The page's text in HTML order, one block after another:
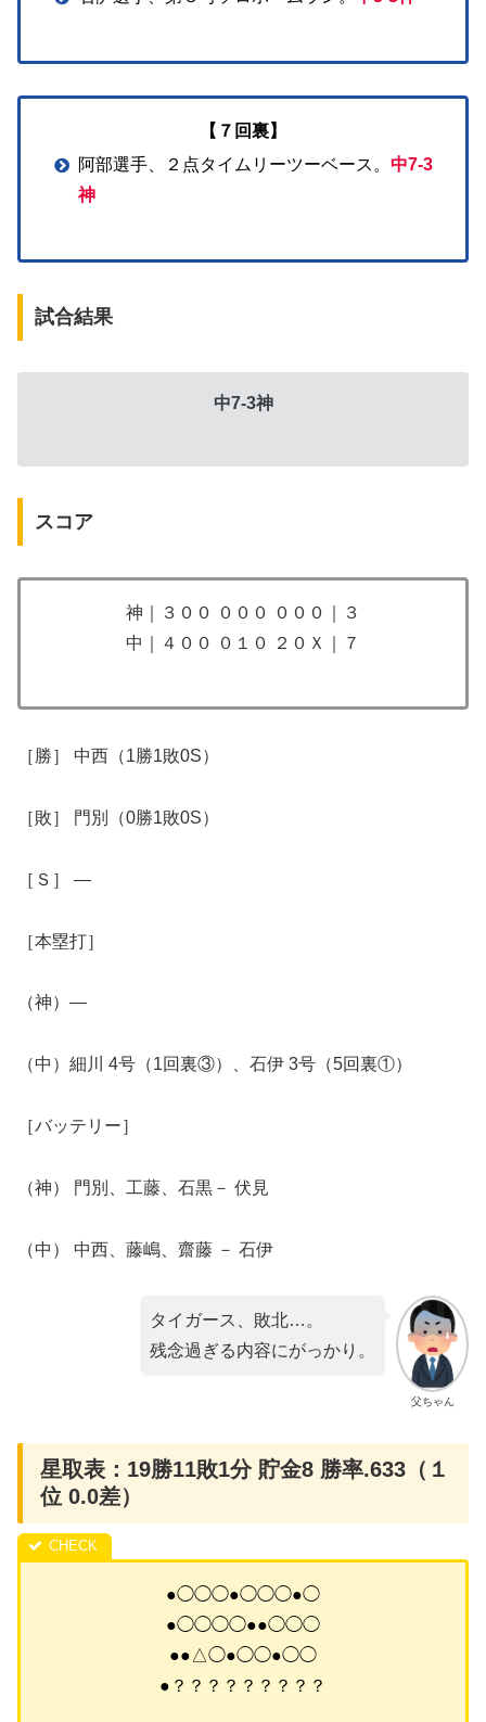
【７回裏】
阿部選手、２点タイムリーツーベース。中7-3
神
試合結果
中7-3神
スコア
神｜３００ ０００ ０００｜３
中｜４００ ０１０ ２０Ｘ｜７
​​​［勝］ 中西（1勝1敗0S）
［敗］ 門別（0勝1敗0S）
［Ｓ］ ―
​［本塁打］
（神）―
（中）細川 4号（1回裏③）、石伊 3号（5回裏①）
［バッテリー］
​（神） 門別、工藤、石黒－ 伏見
（中） 中西、藤嶋、齋藤 － 石伊
父ちゃん
タイガース、敗北…。
残念過ぎる内容にがっかり。
星取表：19勝11敗1分 貯金8 勝率.633（１
位 0.0差）
●◯◯◯●◯◯◯●◯
●◯◯◯◯●●◯◯◯
●●△◯●◯◯●◯◯
●？？？？？？？？？